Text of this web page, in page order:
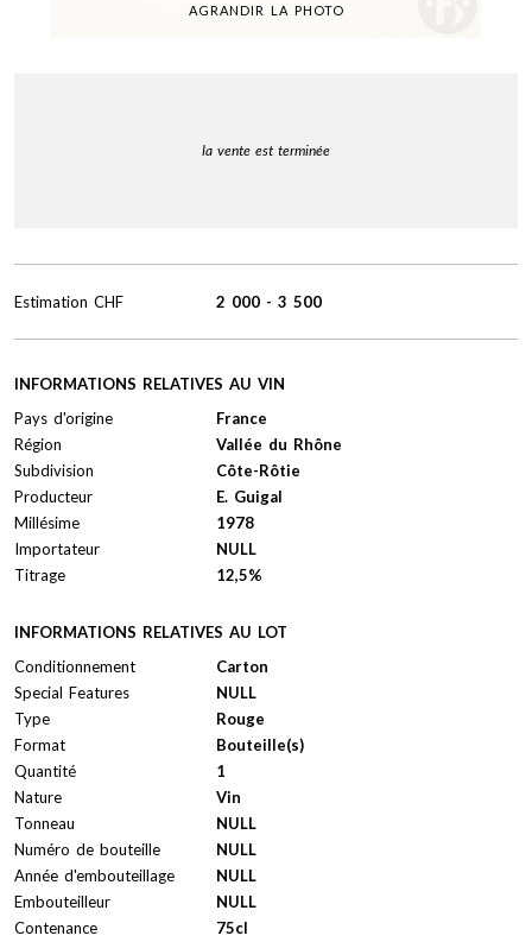
AGRANDIR LA PHOTO
la vente est terminée
INFORMATIONS RELATIVES AU VIN
Pays d'origine
France
Région
Vallée du Rhône
Subdivision
Côte-Rôtie
Producteur
E. Guigal
Millésime
1978
Importateur
NULL
Titrage
12,5%
INFORMATIONS RELATIVES AU LOT
Conditionnement
Carton
Special Features
NULL
Type
Rouge
Format
Bouteille(s)
Quantité
1
Nature
Vin
Tonneau
NULL
Numéro de bouteille
NULL
Année d'embouteillage
NULL
Embouteilleur
NULL
Contenance
75cl
Estimation CHF 2 000 - 3 500